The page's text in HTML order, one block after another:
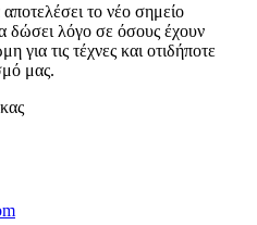
το νέο σημείο
δώσει λόγο σε όσους έχουν
τις τέχνες και οτιδήποτε
μας.